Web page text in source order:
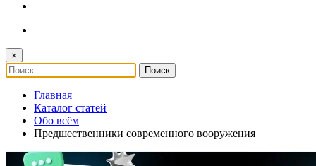
×
Главная
Каталог статей
Обо всём
Предшественники современного вооружения